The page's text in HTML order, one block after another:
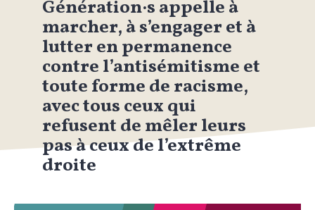
Génération·s appelle à
marcher, à s’engager et à
lutter en permanence
contre l’antisémitisme et
toute forme de racisme,
avec tous ceux qui
refusent de mêler leurs
pas à ceux de l’extrême
droite